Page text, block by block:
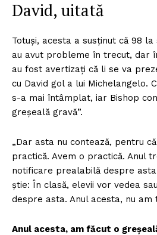
David, uitată
Totuși, acesta a susținut că 98
au avut probleme în trecut, dar
au fost avertizați că li se va
cu David gol a lui Michelangelo.
s-a mai întâmplat, iar Bishop
greșeală gravă”.
„Dar asta nu contează, pentru
practică. Avem o practică. Anul
notificare prealabilă despre
știe: În clasă, elevii vor vedea
despre asta. Anul acesta, nu
Anul acesta, am făcut o